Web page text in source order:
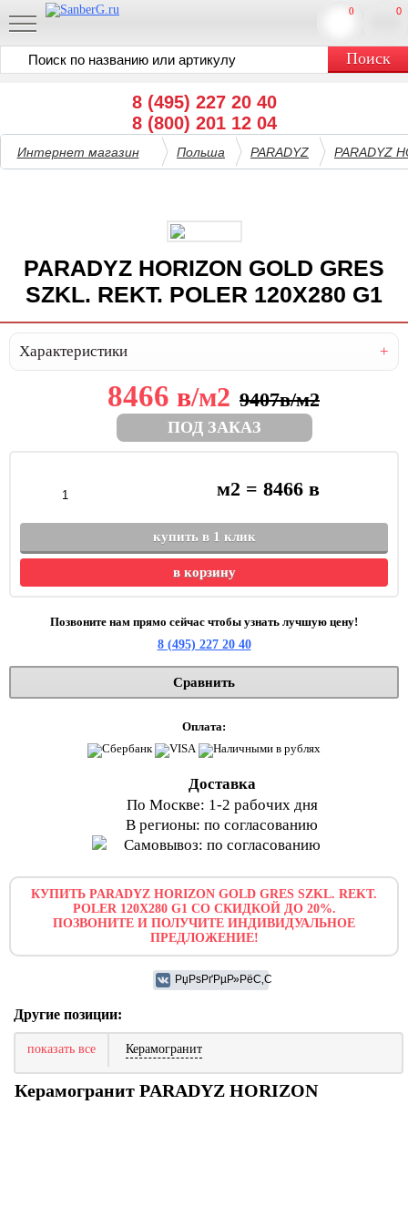
8 (495) 227 20 40
8 (800) 201 12 04
0
0
Интернет магазин Польша PARADYZ PARADYZ
PARADYZ HORIZON GOLD GRES
SZKL. REKT. POLER 120X280 G1
Характеристики
8466 в/м2 9407в/м2
ПОД ЗАКАЗ
м2 =8466 в
купить в 1 клик
в корзину
Позвоните нам прямо сейчас чтобы узнать лучшую цену!
8 (495) 227 20 40
Сравнить
Оплата:
Доставка
По Москве: 1-2 рабочих дня
В регионы: по согласованию
Самовывоз: по согласованию
КУПИТЬ PARADYZ HORIZON GOLD GRES SZKL. REKT.
POLER 120X280 G1 СО СКИДКОЙ ДО 20%.
ПОЗВОНИТЕ И ПОЛУЧИТЕ ИНДИВИДУАЛЬНОЕ
ПРЕДЛОЖЕНИЕ!
Другие позиции:
показать все Керамогранит
Керамогранит PARADYZ HORIZON